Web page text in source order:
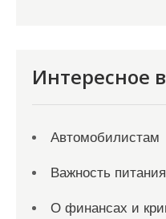
Интересное
Автомобилистам
Важность питания
О финансах и